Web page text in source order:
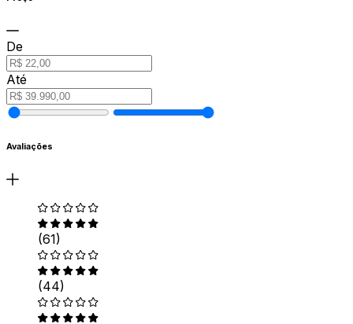
De
Até
Avaliações
(61)
(44)